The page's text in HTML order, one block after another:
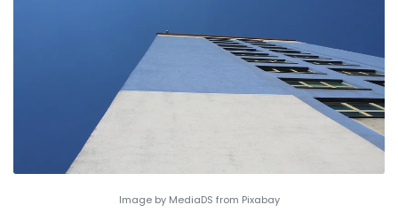
Image by MediaDS from Pixabay